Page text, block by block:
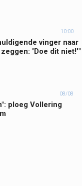
10:00
vinger naar
'Doe dit niet!'"
08/08
ploeg Vollering